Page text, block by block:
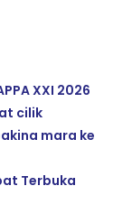
XXI 2026
cilik
mara ke
Terbuka